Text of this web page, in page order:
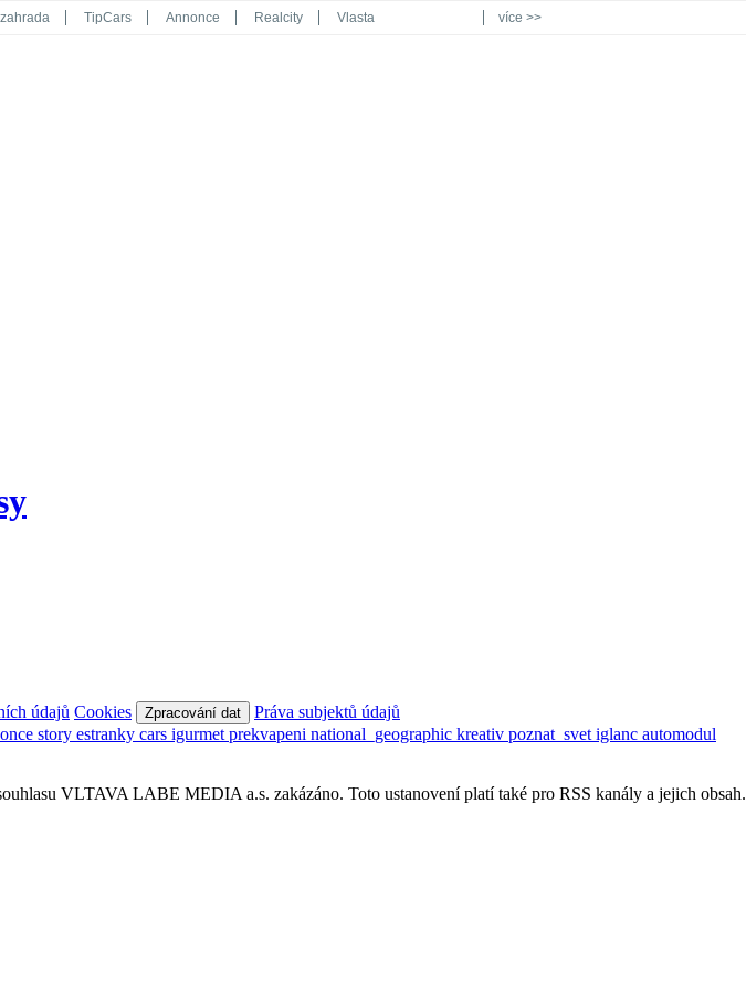
TipCars Annonce Realcity Vlasta více >>
údajů Cookies Zpracování dat
Práva subjektů údajů
story estranky cars igurmet prekvapeni national_geographic kreativ poznat_svet iglanc automodul
VLTAVA LABE MEDIA a.s. zakázáno. Toto ustanovení platí také pro RSS kanály a jejich obsah.